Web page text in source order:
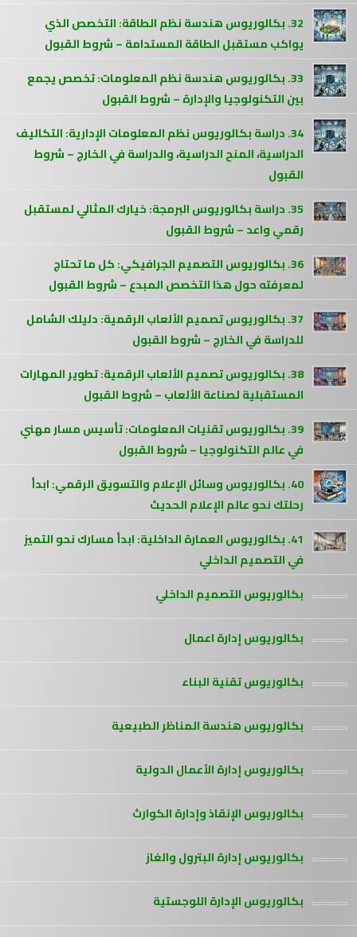
32. بكالوريوس هندسة نظم الطاقة: التخصص الذي
يواكب مستقبل الطاقة المستدامة – شروط القبول
33. بكالوريوس هندسة نظم المعلومات: تخصص يجمع
بين التكنولوجيا والإدارة – شروط القبول
34. دراسة بكالوريوس نظم المعلومات الإدارية: التكاليف
الدراسية، المنح الدراسية، والدراسة في الخارج – شروط
القبول
35. دراسة بكالوريوس البرمجة: خيارك المثالي لمستقبل
رقمي واعد – شروط القبول
36. بكالوريوس التصميم الجرافيكي: كل ما تحتاج
لمعرفته حول هذا التخصص المبدع – شروط القبول
37. بكالوريوس تصميم الألعاب الرقمية: دليلك الشامل
للدراسة في الخارج – شروط القبول
38. بكالوريوس تصميم الألعاب الرقمية: تطوير المهارات
المستقبلية لصناعة الألعاب – شروط القبول
39. بكالوريوس تقنيات المعلومات: تأسيس مسار مهني
في عالم التكنولوجيا – شروط القبول
40. بكالوريوس وسائل الإعلام والتسويق الرقمي: ابدأ
رحلتك نحو عالم الإعلام الحديث
41. بكالوريوس العمارة الداخلية: ابدأ مسارك نحو التميز
في التصميم الداخلي
بكالوريوس التصميم الداخلي
بكالوريوس إدارة اعمال
بكالوريوس تقنية البناء
بكالوريوس هندسة المناظر الطبيعية
بكالوريوس إدارة الأعمال الدولية
بكالوريوس الإنقاذ وإدارة الكوارث
بكالوريوس إدارة البترول والغاز
بكالوريوس الإدارة اللوجستية